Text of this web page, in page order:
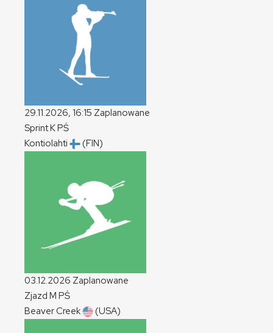
29.11.2026, 16:15 Zaplanowane
SprintKPŚ
Kontiolahti
(FIN)
03.12.2026 Zaplanowane
Zjazd M PŚ
Beaver Creek
(USA)